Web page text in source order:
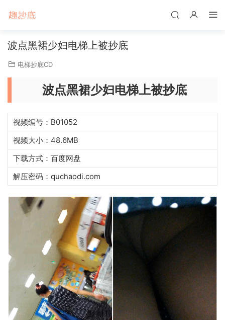
波点黑裙少妇电梯上被抄底
电梯抄底CD
波点黑裙少妇电梯上被抄底
视频编号：B01052
视频大小：48.6MB
下载方式：百度网盘
解压密码：quchaodi.com